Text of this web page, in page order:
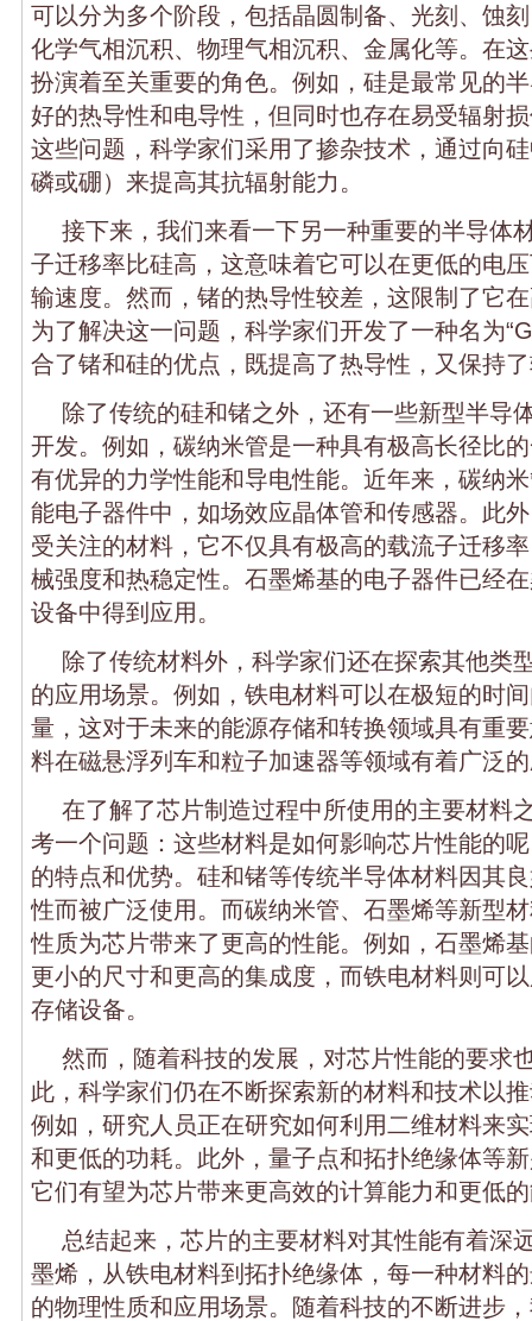
可以分为多个阶段，包括晶圆制备、光刻、蚀
化学气相沉积、物理气相沉积、金属化等。在
扮演着至关重要的角色。例如，硅是最常见的
好的热导性和电导性，但同时也存在易受辐射
这些问题，科学家们采用了掺杂技术，通过向
磷或硼）来提高其抗辐射能力。
接下来，我们来看一下另一种重要的半导
子迁移率比硅高，这意味着它可以在更低的电
输速度。然而，锗的热导性较差，这限制了它
为了解决这一问题，科学家们开发了一种名为
合了锗和硅的优点，既提高了热导性，又保持
除了传统的硅和锗之外，还有一些新型半导
开发。例如，碳纳米管是一种具有极高长径比
有优异的力学性能和导电性能。近年来，碳纳
能电子器件中，如场效应晶体管和传感器。此
受关注的材料，它不仅具有极高的载流子迁移
械强度和热稳定性。石墨烯基的电子器件已经
设备中得到应用。
除了传统材料外，科学家们还在探索其他类
的应用场景。例如，铁电材料可以在极短的时
量，这对于未来的能源存储和转换领域具有重
料在磁悬浮列车和粒子加速器等领域有着广泛
在了解了芯片制造过程中所使用的主要材料
考一个问题：这些材料是如何影响芯片性能的
的特点和优势。硅和锗等传统半导体材料因其
性而被广泛使用。而碳纳米管、石墨烯等新型
性质为芯片带来了更高的性能。例如，石墨烯
更小的尺寸和更高的集成度，而铁电材料则可
存储设备。
然而，随着科技的发展，对芯片性能的要求
此，科学家们仍在不断探索新的材料和技术以
例如，研究人员正在研究如何利用二维材料来
和更低的功耗。此外，量子点和拓扑绝缘体等
它们有望为芯片带来更高效的计算能力和更低
总结起来，芯片的主要材料对其性能有着深
墨烯，从铁电材料到拓扑绝缘体，每一种材料
的物理性质和应用场景。随着科技的不断进步